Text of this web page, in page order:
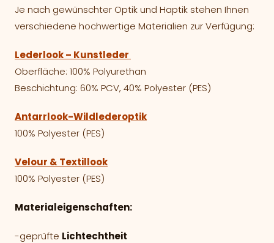
Je nach gewünschter Optik und Haptik stehen Ihnen
verschiedene hochwertige Materialien zur Verfügung:
Lederlook – Kunstleder
Oberfläche: 100% Polyurethan
Beschichtung: 60% PCV, 40% Polyester (PES)
Antarrlook-Wildlederoptik
100% Polyester (PES)
Velour & Textillook
100% Polyester (PES)
Materialeigenschaften:
-geprüfte Lichtechtheit